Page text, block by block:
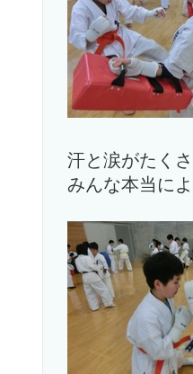
汗と涙がたく
みんな本当に